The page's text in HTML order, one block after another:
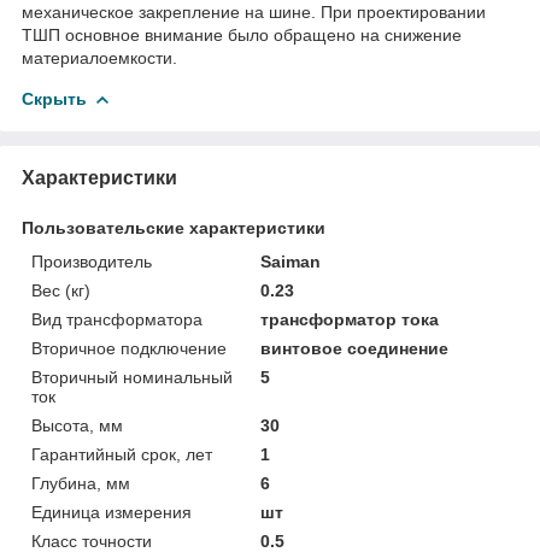
механическое закрепление на шине. При проектировании
ТШП основное внимание было обращено на снижение
материалоемкости.
Скрыть
Характеристики
Пользовательские характеристики
Производитель
Saiman
Вес (кг)
0.23
Вид трансформатора
трансформатор тока
Вторичное подключение
винтовое соединение
Вторичный номинальный
ток
5
Высота, мм
30
Гарантийный срок, лет
1
Глубина, мм
6
Единица измерения
шт
Класс точности
0.5